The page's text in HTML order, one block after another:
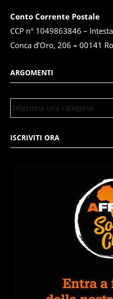
Conto Corrente Postale
CCP n° 1049863846 –
Conca d’Oro, 206 – 00141
ARGOMENTI
ISCRIVITI ORA